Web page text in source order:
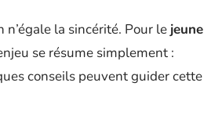
la sincérité. Pour le jeune
se résume simplement :
conseils peuvent guider cette